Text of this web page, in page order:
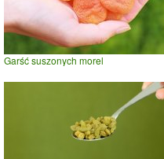
Garść suszonych morel